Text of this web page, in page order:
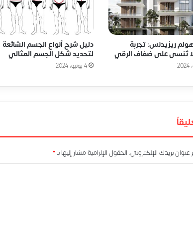
ريزيدنس: تجربة
تُنسى على ضفاف الرقي
دليل شرح أنواع الجسم الشائعة
لتحديد شكل الجسم المثالي
4 يونيو، 2024
بريدك الإلكتروني. الحقول الإلزامية مشار إليها بـ*